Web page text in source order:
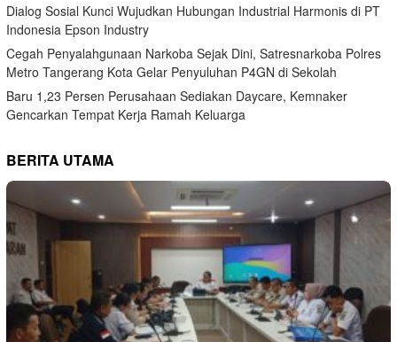
Dialog Sosial Kunci Wujudkan Hubungan Industrial Harmonis di PT
Indonesia Epson Industry
Cegah Penyalahgunaan Narkoba Sejak Dini, Satresnarkoba Polres
Metro Tangerang Kota Gelar Penyuluhan P4GN di Sekolah
Baru 1,23 Persen Perusahaan Sediakan Daycare, Kemnaker
Gencarkan Tempat Kerja Ramah Keluarga
BERITA UTAMA